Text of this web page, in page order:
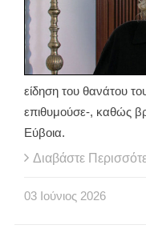
είδηση του θανάτου
επιθυμούσε-, καθώς
Εύβοια.
Διαβάστε
03 Ιούνιος 2026